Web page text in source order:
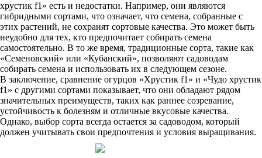
хрустик f1» есть и недостатки. Например, они являются
гибридными сортами, что означает, что семена, собранные с
этих растений, не сохранят сортовые качества. Это может быть
неудобно для тех, кто предпочитает собирать семена
самостоятельно. В то же время, традиционные сорта, такие как
«Семеновский» или «Кубанский», позволяют садоводам
собирать семена и использовать их в следующем сезоне.
В заключение, сравнение огурцов «Хрустик f1» и «Чудо хрустик
f1» с другими сортами показывает, что они обладают рядом
значительных преимуществ, таких как раннее созревание,
устойчивость к болезням и отличные вкусовые качества.
Однако, выбор сорта всегда остается за садоводом, который
должен учитывать свои предпочтения и условия выращивания.